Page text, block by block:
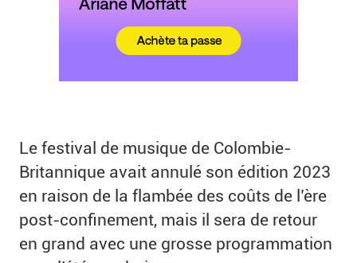
Le festival de musique de Colombie-
Britannique avait annulé son édition 2023
en raison de la flambée des coûts de l’ère
post-confinement, mais il sera de retour
en grand avec une grosse programmation